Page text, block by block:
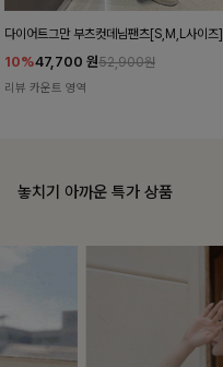
다이어트그만 부츠컷데님팬츠[S,M,L사이즈]
10%47,700 원52,900원
리뷰 카운트 영역
놓치기 아까운 특가 상품